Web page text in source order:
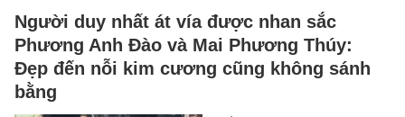
Người duy nhất át vía được nhan sắc
Phương Anh Đào và Mai Phương Thúy:
Đẹp đến nỗi kim cương cũng không sánh
bằng